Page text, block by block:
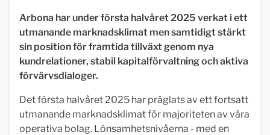
Arbona har under första halvåret 2025 verkat i ett
utmanande marknadsklimat men samtidigt stärkt
sin position för framtida tillväxt genom nya
kundrelationer, stabil kapitalförvaltning och aktiva
förvärvsdialoger.
Det första halvåret 2025 har präglats av ett fortsatt
utmanande marknadsklimat för majoriteten av våra
operativa bolag. Lönsamhetsnivåerna - med en